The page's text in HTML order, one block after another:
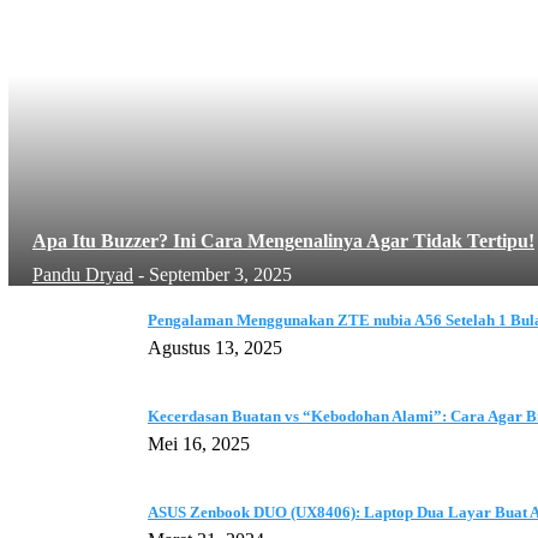
Apa Itu Buzzer? Ini Cara Mengenalinya Agar Tidak Tertipu!
Pandu Dryad - September 3, 2025
Pengalaman Menggunakan ZTE nubia A56 Setelah 1
Agustus 13, 2025
Kecerdasan Buatan vs “Kebodohan Alami”: Cara Agar
Mei 16, 2025
ASUS Zenbook DUO (UX8406): Laptop Dua Layar Buat